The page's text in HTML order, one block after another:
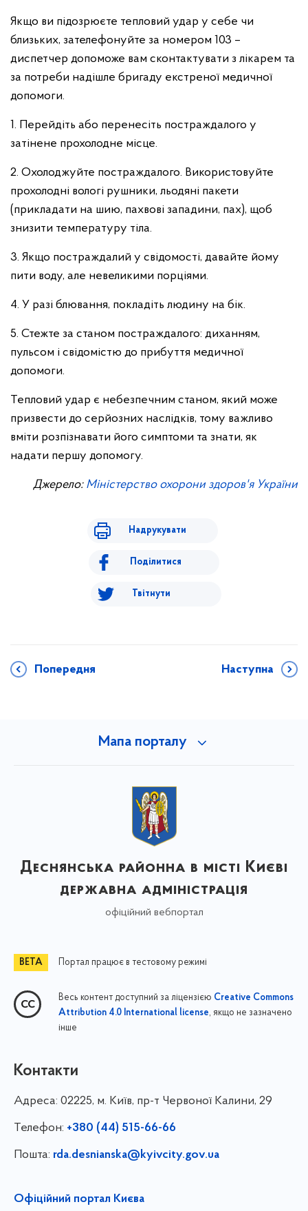
Якщо ви підозрюєте тепловий удар у себе чи
близьких, зателефонуйте за номером 103 –
диспетчер допоможе вам сконтактувати з лікарем та
за потреби надішле бригаду екстреної медичної
допомоги.
1. Перейдіть або перенесіть постраждалого у
затінене прохолодне місце.
2. Охолоджуйте постраждалого. Використовуйте
прохолодні вологі рушники, льодяні пакети
(прикладати на шию, пахвові западини, пах), щоб
знизити температуру тіла.
3. Якщо постраждалий у свідомості, давайте йому
пити воду, але невеликими порціями.
4. У разі блювання, покладіть людину на бік.
5. Стежте за станом постраждалого: диханням,
пульсом і свідомістю до прибуття медичної
допомоги.
Тепловий удар є небезпечним станом, який може
призвести до серйозних наслідків, тому важливо
вміти розпізнавати його симптоми та знати, як
надати першу допомогу.
Джерело: Міністерство охорони здоров'я України
Надрукувати
Поділитися
Твітнути
Попередня Наступна
Мапа порталу
Деснянська районна в місті Києві
державна адміністрація
офіційний вебпортал
Портал працює в тестовому режимі
Весь контент доступний за ліцензією Creative Commons
Attribution 4.0 International license, якщо не зазначено
інше
Контакти
Адреса: 02225, м. Київ, пр-т Червоної Калини, 29
Телефон: +380 (44) 515-66-66
Пошта: rda.desnianska@kyivcity.gov.ua
Офіційний портал Києва